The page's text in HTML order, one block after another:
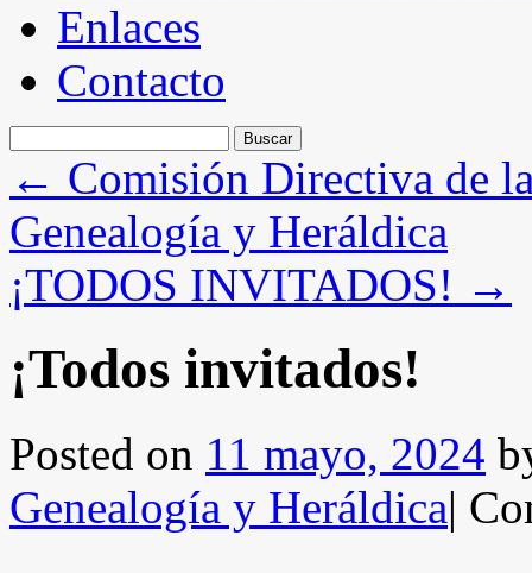
Enlaces
Contacto
← Comisión Directiva de
Genealogía y Heráldica
¡TODOS INVITADOS! →
¡Todos invitados!
Posted on 11 mayo, 2024
Genealogía y Heráldica|